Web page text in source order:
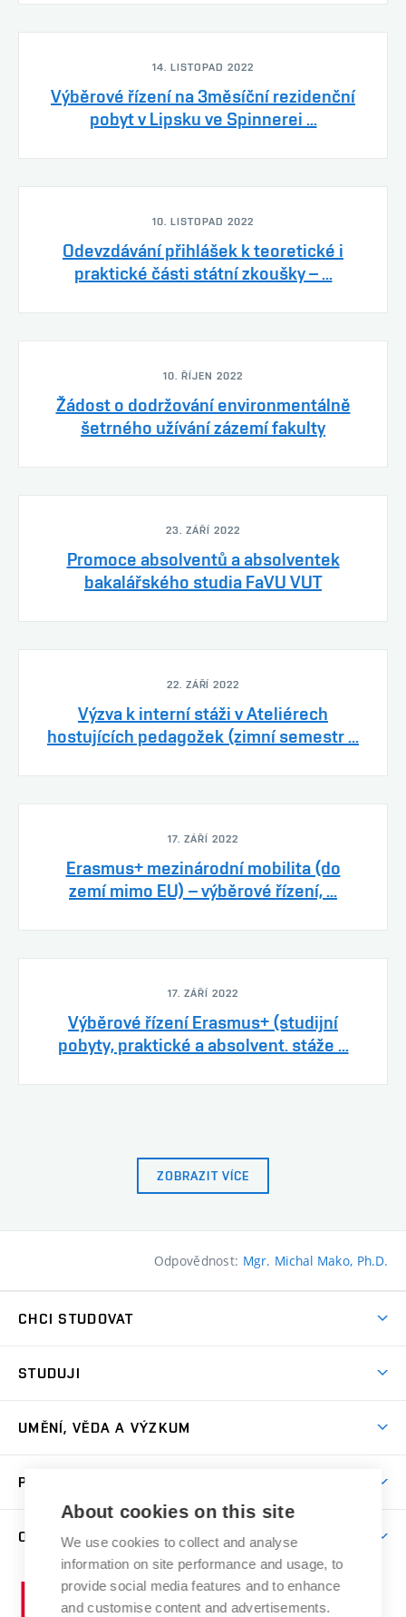
14. LISTOPAD 2022
Výběrové řízení na 3měsíční rezidenční
pobyt v Lipsku ve Spinnerei ...
10. LISTOPAD 2022
Odevzdávání přihlášek k teoretické i
praktické části státní zkoušky – ...
10. ŘÍJEN 2022
Žádost o dodržování environmentálně
šetrného užívání zázemí fakulty
23. ZÁŘÍ 2022
Promoce absolventů a absolventek
bakalářského studia FaVU VUT
22. ZÁŘÍ 2022
Výzva k interní stáži v Ateliérech
hostujících pedagožek (zimní semestr ...
17. ZÁŘÍ 2022
Erasmus+ mezinárodní mobilita (do
zemí mimo EU) – výběrové řízení, ...
17. ZÁŘÍ 2022
Výběrové řízení Erasmus+ (studijní
pobyty, praktické a absolvent. stáže ...
ZOBRAZIT VÍCE
Odpovědnost: Mgr. Michal Mako, Ph.D.
CHCI STUDOVAT
Přijímačky
Dny otevřených dveří
Přípravné kurzy
Studium bez bariér
Katedra teorií a dějin umění
Kabinety a dílny
Kontakt
STUDUJI
Časový plán studia
Studijní předpisy a formuláře
Studium a stáže v zahraničí
Rezidenční pobyty
Odborná praxe
UMĚNÍ, VĚDA A VÝZKUM
Publikační činnost
Projekty
Výstavy
PRO VEŘEJNOST
Letní školy a semestrální kurzy
Nakladatelská a vydavatelská činnost
Research Catalogue
O FAKULTĚ
Aktuality
Informační tabule
Vysoké
About cookies on this site
We use cookies to collect and analyse
information on site performance and usage, to
provide social media features and to enhance
and customise content and advertisements.